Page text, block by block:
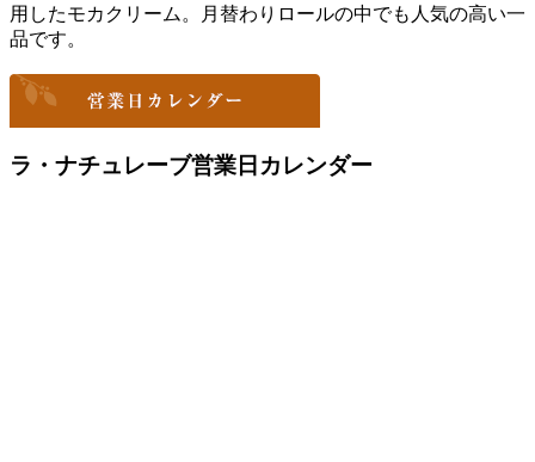
用したモカクリーム。月替わりロールの中でも人気の高い一
品です。
ラ・ナチュレーブ営業日カレンダー